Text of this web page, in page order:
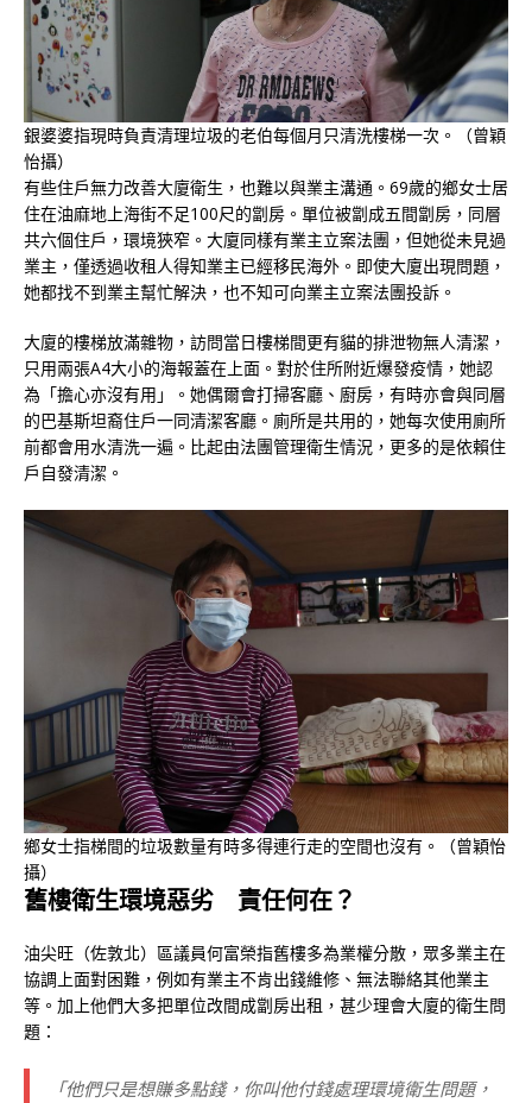
銀婆婆指現時負責清理垃圾的老伯每個月只清洗樓梯一次。（曾穎
怡攝）
有些住戶無力改善大廈衛生，也難以與業主溝通。69歲的鄉女士居
住在油麻地上海街不足100尺的劏房。單位被劏成五間劏房，同層
共六個住戶，環境狹窄。大廈同樣有業主立案法團，但她從未見過
業主，僅透過收租人得知業主已經移民海外。即使大廈出現問題，
她都找不到業主幫忙解決，也不知可向業主立案法團投訴。
大廈的樓梯放滿雜物，訪問當日樓梯間更有貓的排泄物無人清潔，
只用兩張A4大小的海報蓋在上面。對於住所附近爆發疫情，她認
為「擔心亦沒有用」。她偶爾會打掃客廳、廚房，有時亦會與同層
的巴基斯坦裔住戶一同清潔客廳。廁所是共用的，她每次使用廁所
前都會用水清洗一遍。比起由法團管理衛生情況，更多的是依賴住
戶自發清潔。
鄉女士指梯間的垃圾數量有時多得連行走的空間也沒有。（曾穎怡
攝）
舊樓衛生環境惡劣 責任何在？
油尖旺（佐敦北）區議員何富榮指舊樓多為業權分散，眾多業主在
協調上面對困難，例如有業主不肯出錢維修、無法聯絡其他業主
等。加上他們大多把單位改間成劏房出租，甚少理會大廈的衛生問
題：
「他們只是想賺多點錢，你叫他付錢處理環境衛生問題，